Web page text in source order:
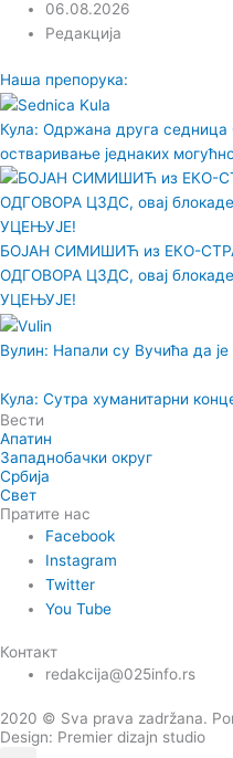
06.08.2026
Редакција
Наша препорука:
Кула: Одржана друга седница
остваривање једнаких
БОЈАН СИМИШИЋ из ЕКО-
ОДГОВОРА ЦЗДС, овај
УЦЕЊУЈЕ!
Вулин: Напали су Вучића да
Кула: Сутра хуманитарни
Вести
Апатин
Западнобачки округ
Србија
Свет
Пратите нас
Facebook
Instagram
Twitter
You Tube
Контакт
redakcija@025info.rs
2020 © Sva prava zadržana.
Design: Premier dizajn studio